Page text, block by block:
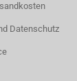
Datenschutz